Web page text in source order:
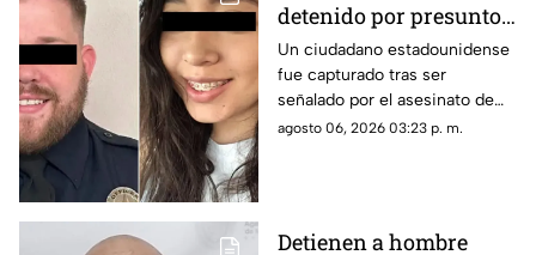
detenido por presunto
triple homicidio; lo que
se sabe del caso
Un ciudadano estadounidense
fue capturado tras ser
señalado por el asesinato de
tres personas y el presunto
agosto 06, 2026 03:23 p. m.
Detienen a hombre